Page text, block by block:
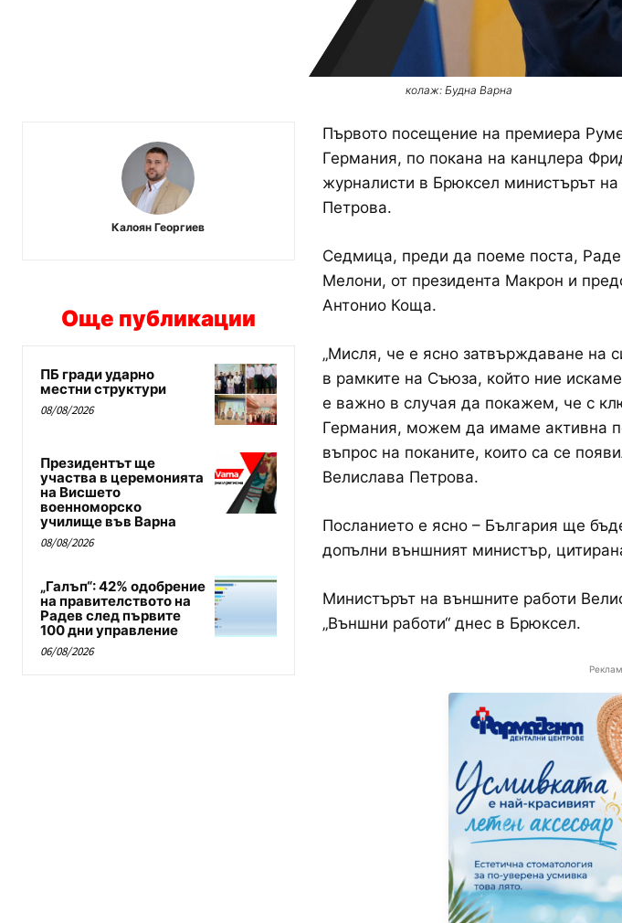
колаж: Будна Варна
Калоян Георгиев
Още публикации
ПБ гради ударно
местни структури
08/08/2026
Президентът ще
участва в церемонията
на Висшето
военноморско
училище във Варна
08/08/2026
„Галъп“: 42% одобрение
на правителството на
Радев след първите
100 дни управление
06/08/2026
Първото посещение на премиера
Германия, по покана на канцлера
журналисти в Брюксел министърът
Петрова.
Седмица, преди да поеме поста,
Мелони, от президента Макрон и
Антонио Коща.
„Мисля, че е ясно затвърждаване на
в рамките на Съюза, който ние
е важно в случая да покажем, че с
Германия, можем да имаме активна
въпрос на поканите, които са се
Велислава Петрова.
Посланието е ясно – България ще
допълни външният министър,
Министърът на външните работи
„Външни работи“ днес в Брюксел.